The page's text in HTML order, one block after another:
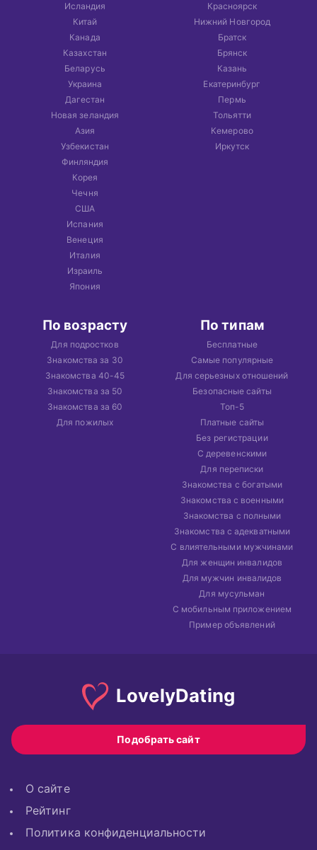
Исландия
Китай
Канада
Казахстан
Беларусь
Украина
Дагестан
Новая зеландия
Азия
Узбекистан
Финляндия
Корея
Чечня
США
Испания
Венеция
Италия
Израиль
Япония
Красноярск
Нижний Новгород
Братск
Брянск
Казань
Екатеринбург
Пермь
Тольятти
Кемерово
Иркутск
По возрасту
Для подростков
Знакомства за 30
Знакомства 40-45
Знакомства за 50
Знакомства за 60
Для пожилых
По типам
Бесплатные
Самые популярные
Для серьезных отношений
Безопасные сайты
Топ-5
Платные сайты
Без регистрации
С деревенскими
Для переписки
Знакомства с богатыми
Знакомства с военными
Знакомства с полными
Знакомства с адекватными
С влиятельными мужчинами
Для женщин инвалидов
Для мужчин инвалидов
Для мусульман
С мобильным приложением
Пример объявлений
LovelyDating
Подобрать сайт
О сайте
Рейтинг
Политика конфиденциальности